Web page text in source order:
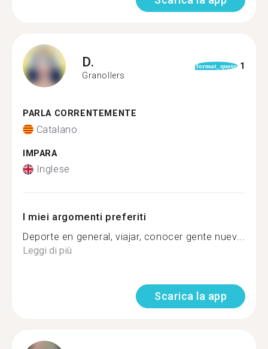
D.
Granollers
format_quote 1
PARLA CORRENTEMENTE
Catalano
IMPARA
Inglese
I miei argomenti preferiti
Deporte en general, viajar, conocer gente nuev...
Leggi di più
Scarica la app